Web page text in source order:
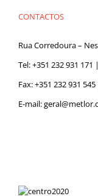
CONTACTOS
Rua Corredoura –
Tel:+351 232 931 171
Fax: +351 232 931
E-mail: